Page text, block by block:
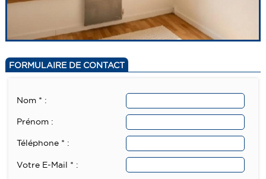
FORMULAIRE DE CONTACT
Nom * :
Prénom :
Téléphone * :
Votre E-Mail * :